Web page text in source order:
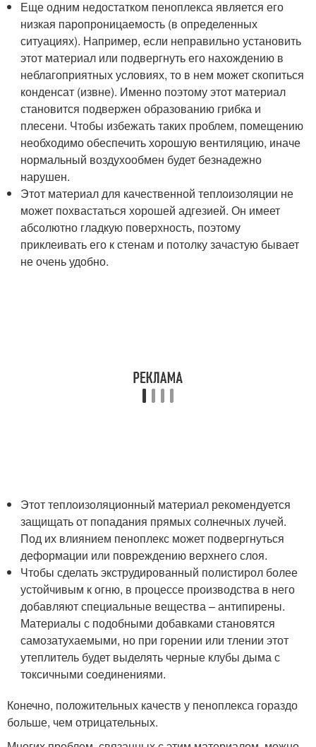
Еще одним недостатком пеноплекса является его
низкая паропроницаемость (в определенных
ситуациях). Например, если неправильно установить
этот материал или подвергнуть его нахождению в
неблагоприятных условиях, то в нем может скопиться
конденсат (извне). Именно поэтому этот материал
становится подвержен образованию грибка и
плесени. Чтобы избежать таких проблем, помещению
необходимо обеспечить хорошую вентиляцию, иначе
нормальный воздухообмен будет безнадежно
нарушен.
Этот материал для качественной теплоизоляции не
может похвастаться хорошей адгезией. Он имеет
абсолютно гладкую поверхность, поэтому
приклеивать его к стенам и потолку зачастую бывает
не очень удобно.
Этот теплоизоляционный материал рекомендуется
защищать от попадания прямых солнечных лучей.
Под их влиянием пеноплекс может подвергнуться
деформации или повреждению верхнего слоя.
Чтобы сделать экструдированный полистирол более
устойчивым к огню, в процессе производства в него
добавляют специальные вещества – антипирены.
Материалы с подобными добавками становятся
самозатухаемыми, но при горении или тлении этот
утеплитель будет выделять черные клубы дыма с
токсичными соединениями.
Конечно, положительных качеств у пеноплекса гораздо
больше, чем отрицательных.